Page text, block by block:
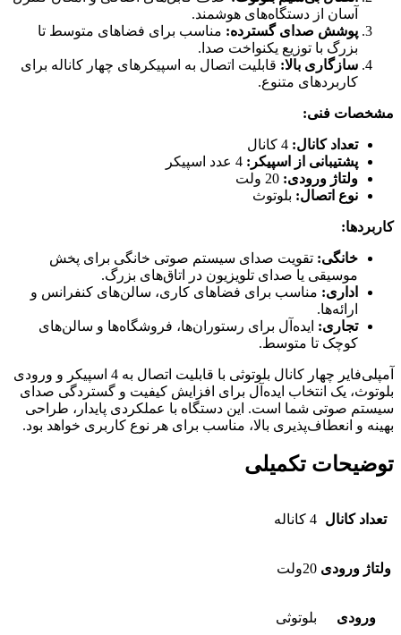
آسان از دستگاه‌های هوشمند.
پوشش صدای گسترده: مناسب برای فضاهای متوسط تا
بزرگ با توزیع یکنواخت صدا.
سازگاری بالا: قابلیت اتصال به اسپیکرهای چهار کاناله برای
کاربردهای متنوع.
مشخصات فنی:
تعداد کانال:
پشتیبانی از اسپیکر:
ولتاژ ورودی:
نوع اتصال: بلوتوث
کاربردها:
خانگی: تقویت صدای سیستم صوتی خانگی برای پخش
موسیقی یا صدای تلویزیون در اتاق‌های بزرگ.
اداری: مناسب برای فضاهای کاری، سالن‌های کنفرانس و
ارائه‌ها.
تجاری: ایده‌آل برای رستوران‌ها، فروشگاه‌ها و سالن‌های
کوچک تا متوسط.
آمپلی‌فایر چهار کانال بلوتوثی با قابلیت اتصال به 4 اسپیکر و ورودی
بلوتوث، یک انتخاب ایده‌آل برای افزایش کیفیت و گستردگی صدای
سیستم صوتی شما است. این دستگاه با عملکردی پایدار، طراحی
بهینه و انعطاف‌پذیری بالا، مناسب برای هر نوع کاربری خواهد بود.
توضیحات تکمیلی
تعداد کانال 4 کاناله
ولتاژ ورودی 20ولت
ورودی بلوتوثی